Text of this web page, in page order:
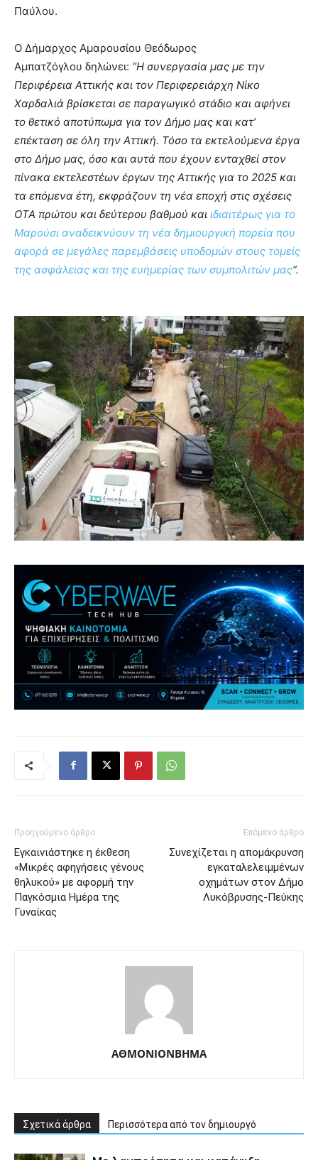
Παύλου.
Ο Δήμαρχος Αμαρουσίου Θεόδωρος
Αμπατζόγλου δηλώνει: “Η συνεργασία μας με την
Περιφέρεια Αττικής και τον Περιφερειάρχη Νίκο
Χαρδαλιά βρίσκεται σε παραγωγικό στάδιο και αφήνει
το θετικό αποτύπωμα για τον Δήμο μας και κατ’
επέκταση σε όλη την Αττική. Τόσο τα εκτελούμενα έργα
στο Δήμο μας, όσο και αυτά που έχουν ενταχθεί στον
πίνακα εκτελεστέων έργων της Αττικής για το 2025 και
τα επόμενα έτη, εκφράζουν τη νέα εποχή στις σχέσεις
ΟΤΑ πρώτου και δεύτερου βαθμού και ιδιαιτέρως για το
Μαρούσι αναδεικνύουν τη νέα δημιουργική πορεία που
αφορά σε μεγάλες παρεμβάσεις υποδομών στους τομείς
της ασφάλειας και της ευημερίας των συμπολιτών μας“.
Προηγούμενο άρθρο
Εγκαινιάστηκε η έκθεση
«Μικρές αφηγήσεις γένους
θηλυκού» με αφορμή την
Παγκόσμια Ημέρα της
Γυναίκας
Επόμενο άρθρο
Συνεχίζεται η απομάκρυνση
εγκαταλελειμμένων
οχημάτων στον Δήμο
Λυκόβρυσης-Πεύκης
ΑΘΜΟΝΙΟΝΒΗΜΑ
Σχετικά άρθρα Περισσότερα από τον δημιουργό